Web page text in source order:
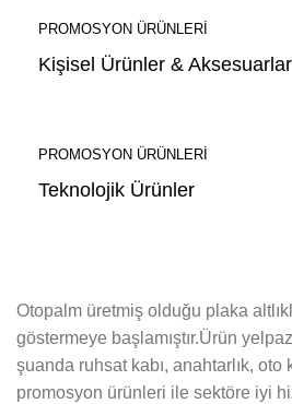
PROMOSYON ÜRÜNLERİ
Kişisel Ürünler & Aksesuarlar
PROMOSYON ÜRÜNLERİ
Teknolojik Ürünler
Otopalm üretmiş olduğu plaka
göstermeye başlamıştır.Ürün
şuanda ruhsat kabı, anahtarlık, oto
promosyon ürünleri ile sektöre iyi